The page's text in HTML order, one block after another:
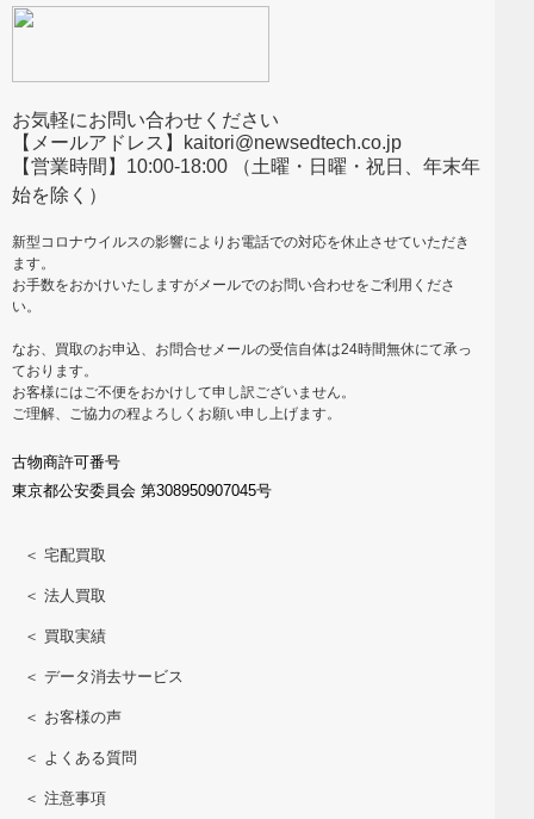
お気軽にお問い合わせください
【メールアドレス】kaitori@newsedtech.co.jp
【営業時間】10:00-18:00 （土曜・日曜・祝日、年末年
始を除く）
新型コロナウイルスの影響によりお電話での対応を休止させていただき
ます。
お手数をおかけいたしますがメールでのお問い合わせをご利用くださ
い。
なお、買取のお申込、お問合せメールの受信自体は24時間無休にて承っ
ております。
お客様にはご不便をおかけして申し訳ございません。
ご理解、ご協力の程よろしくお願い申し上げます。
古物商許可番号
東京都公安委員会 第308950907045号
＜ 宅配買取
＜ 法人買取
＜ 買取実績
＜ データ消去サービス
＜ お客様の声
＜ よくある質問
＜ 注意事項